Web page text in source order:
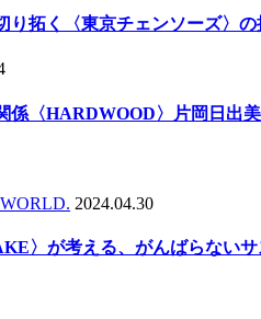
り拓く〈東京チェンソーズ〉の
係〈HARDWOOD〉片岡日出美
2024.04.30
〉が考える、がんばらない